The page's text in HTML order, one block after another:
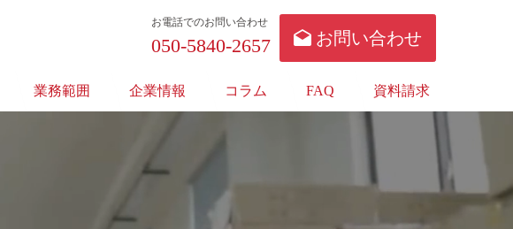
お電話でのお問い合わせ
050-5840-2657 お問い合わせ
業務範囲 企業情報 コラム FAQ 資料請求